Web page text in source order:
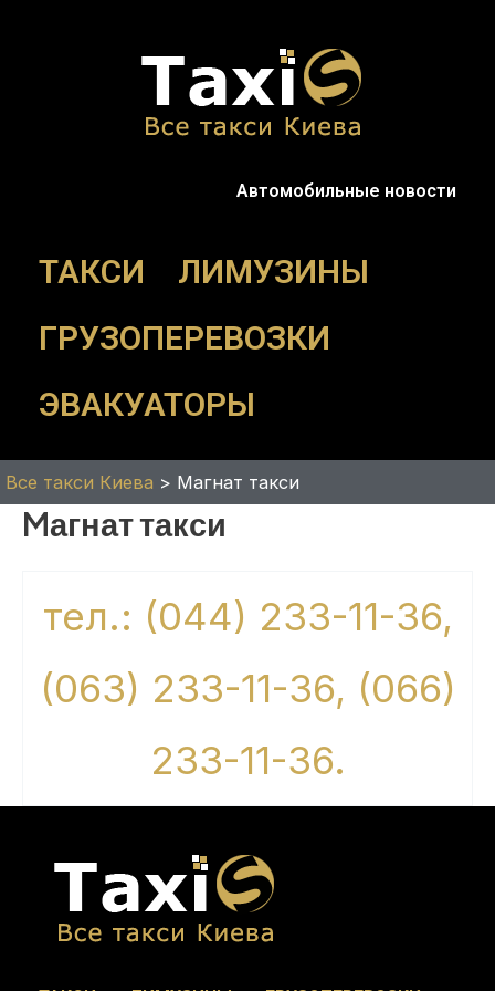
Автомобильные новости
ТАКСИ
ЛИМУЗИНЫ
ГРУЗОПЕРЕВОЗКИ
ЭВАКУАТОРЫ
Все такси Киева > Mагнат такси
Mагнат такси
тел.: (044) 233-11-36,
(063) 233-11-36, (066)
233-11-36.